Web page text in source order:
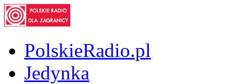
PolskieRadio.pl
Jedynka